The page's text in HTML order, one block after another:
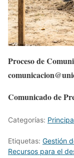
Proceso de
Comunicado de
Categorías:
Etiquetas: Gestión
Recursos para el